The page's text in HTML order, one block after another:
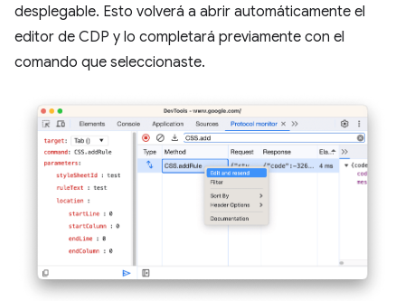
desplegable. Esto volverá a abrir automáticamente el
editor de CDP y lo completará previamente con el
comando que seleccionaste.